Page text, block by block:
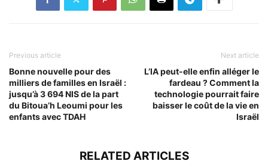
Previous article
Bonne nouvelle pour des
milliers de familles en Israël :
jusqu’à 3 694 NIS de la part
du Bitoua’h Leoumi pour les
enfants avec TDAH
Next article
L’IA peut-elle enfin alléger le
fardeau ? Comment la
technologie pourrait faire
baisser le coût de la vie en
Israël
RELATED ARTICLES